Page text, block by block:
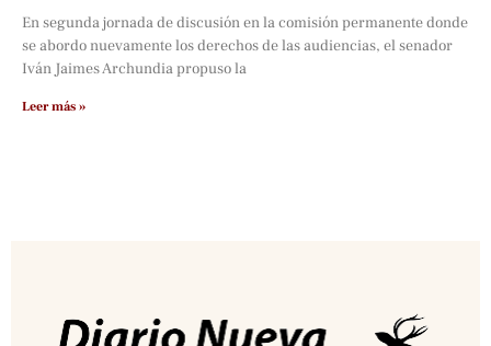
En segunda jornada de discusión en la comisión permanente donde
se abordo nuevamente los derechos de las audiencias, el senador
Iván Jaimes Archundia propuso la
Leer más »